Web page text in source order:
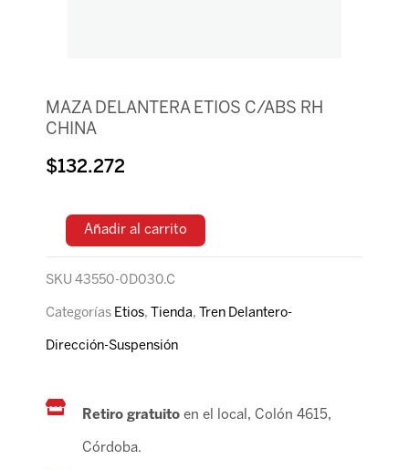
MAZA DELANTERA ETIOS C/ABS RH
CHINA
$132.272
Añadir al carrito
SKU 43550-0D030.C
Categorías Etios, Tienda, Tren Delantero-
Dirección-Suspensión
Retiro gratuito en el local, Colón 4615,
Córdoba.